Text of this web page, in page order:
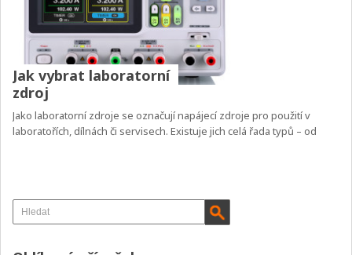
Jak vybrat laboratorní
zdroj
Jako laboratorní zdroje se označují napájecí zdroje pro použití v
laboratořích, dílnách či servisech. Existuje jich celá řada typů – od